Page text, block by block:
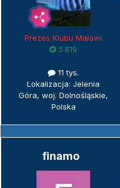
Prezes Klubu Malawi
5 819
11 tys.
Lokalizacja: Jelenia
Góra, woj. Dolnośląskie,
Polska
finamo